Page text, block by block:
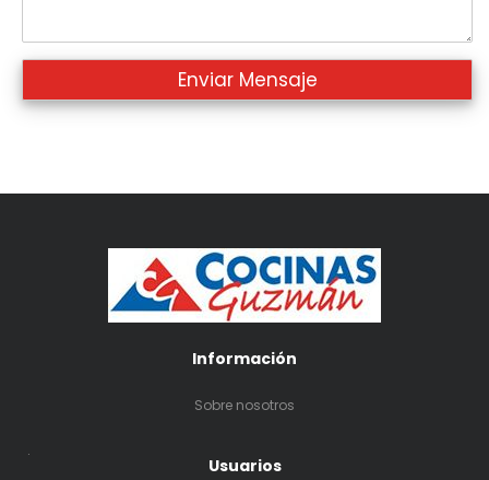
Información
Sobre nosotros
.
Usuarios